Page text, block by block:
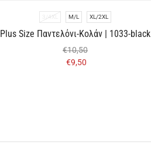
3/4XL M/L XL/2XL
Plus Size Παντελόνι-Κολάν | 1033-black
€10,50
€9,50